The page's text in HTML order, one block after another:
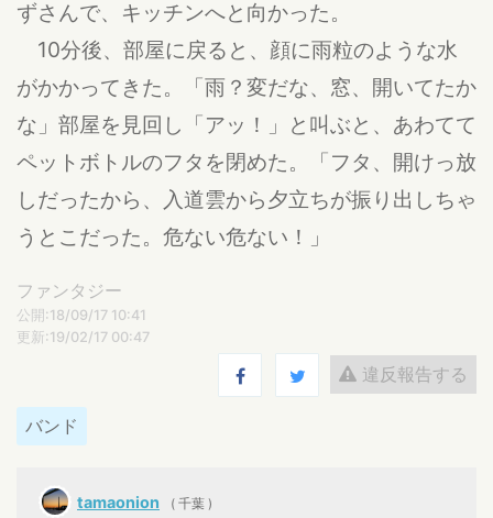
ずさんで、キッチンへと向かった。
10分後、部屋に戻ると、顔に雨粒のような水
がかかってきた。「雨？変だな、窓、開いてたか
な」部屋を見回し「アッ！」と叫ぶと、あわてて
ペットボトルのフタを閉めた。「フタ、開けっ放
しだったから、入道雲から夕立ちが振り出しちゃ
うとこだった。危ない危ない！」
ファンタジー
公開:18/09/17 10:41
更新:19/02/17 00:47
違反報告する
バンド
tamaonion ( 千葉 )